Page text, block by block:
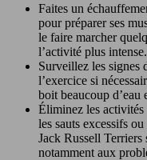
Faites un
pour préparer ses
le faire marcher
l’activité plus intense.
Surveillez les signes
l’exercice si
boit beaucoup d’eau
Éliminez les activités
les sauts excessifs
Jack Russell Terriers
notamment aux